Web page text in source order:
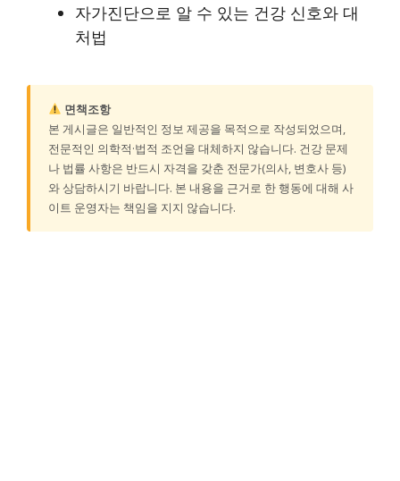
자가진단으로 알 수 있는 건강 신호와 대
처법
면책조항
본 게시글은 일반적인 정보 제공을 목적으로 작성되었으며,
전문적인 의학적·법적 조언을 대체하지 않습니다. 건강 문제
나 법률 사항은 반드시 자격을 갖춘 전문가(의사, 변호사 등)
와 상담하시기 바랍니다. 본 내용을 근거로 한 행동에 대해 사
이트 운영자는 책임을 지지 않습니다.